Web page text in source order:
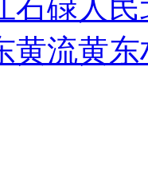
石碌人
黄流黄